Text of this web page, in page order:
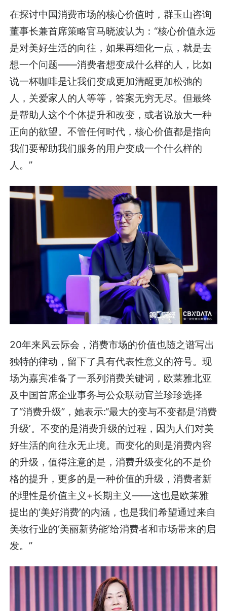
在探讨中国消费市场的核心价值时，群玉山咨询
董事长兼首席策略官马晓波认为：“核心价值永远
是对美好生活的向往，如果再细化一点，就是去
想一个问题——消费者想变成什么样的人，比如
说一杯咖啡是让我们变成更加清醒更加松弛的
人，关爱家人的人等等，答案无穷无尽。但最终
是帮助人这个个体提升和改变，或者说放大一种
正向的欲望。不管任何时代，核心价值都是指向
我们要帮助我们服务的用户变成一个什么样的
人。”
20年来风云际会，消费市场的价值也随之谱写出
独特的律动，留下了具有代表性意义的符号。现
场为嘉宾准备了一系列消费关键词，欧莱雅北亚
及中国首席企业事务与公众联动官兰珍珍选择
了“消费升级”，她表示:“最大的变与不变都是‘消费
升级’。不变的是消费升级的过程，因为人们对美
好生活的向往永无止境。而变化的则是消费内容
的升级，值得注意的是，消费升级变化的不是价
格的提升，更多的是一种价值的升级，消费者新
的理性是价值主义+长期主义——这也是欧莱雅
提出的‘美好消费’的内涵，也是我们希望通过来自
美妆行业的‘美丽新势能’给消费者和市场带来的启
发。”